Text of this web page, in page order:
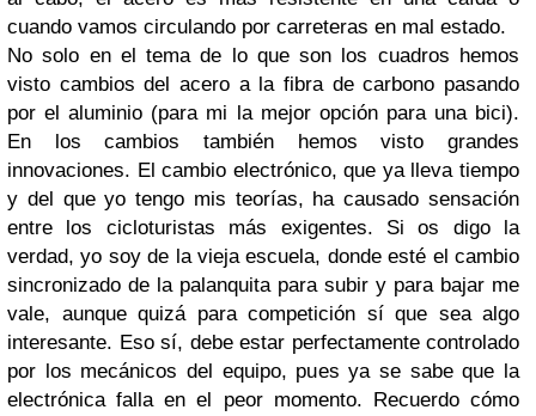
cuando vamos circulando por carreteras en mal estado.
No solo en el tema de lo que son los cuadros hemos
visto cambios del acero a la fibra de carbono pasando
por el aluminio (para mi la mejor opción para una bici).
En los cambios también hemos visto grandes
innovaciones. El cambio electrónico, que ya lleva tiempo
y del que yo tengo mis teorías, ha causado sensación
entre los cicloturistas más exigentes. Si os digo la
verdad, yo soy de la vieja escuela, donde esté el cambio
sincronizado de la palanquita para subir y para bajar me
vale, aunque quizá para competición sí que sea algo
interesante. Eso sí, debe estar perfectamente controlado
por los mecánicos del equipo, pues ya se sabe que la
electrónica falla en el peor momento. Recuerdo cómo